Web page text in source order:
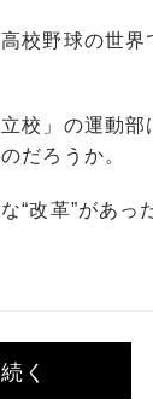
校野球の世界
校」の運動部
だろうか。
改革”があっ
く